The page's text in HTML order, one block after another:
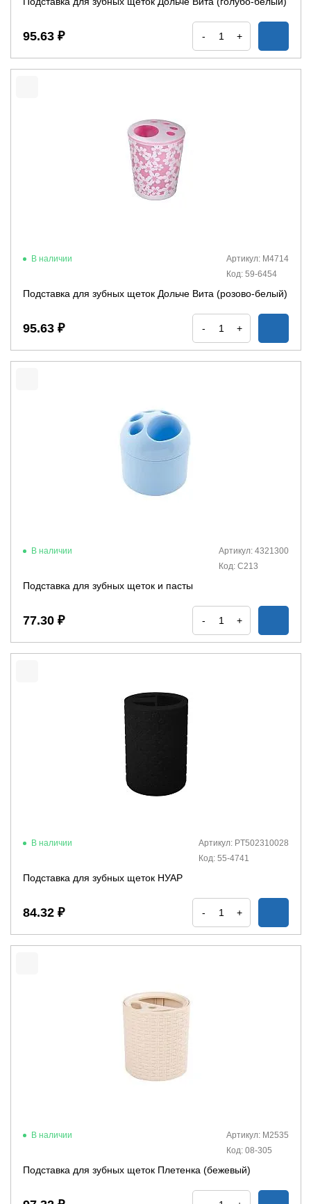
95.63 ₽ - +
В наличии
Артикул: М4714
Код: 59-6454
Подставка для зубных щеток Дольче Вита (розово-белый)
95.63 ₽ - +
В наличии
Артикул: 4321300
Код: С213
Подставка для зубных щеток и пасты
77.30 ₽ - +
В наличии
Артикул: PT502310028
Код: 55-4741
Подставка для зубных щеток НУАР
84.32 ₽ - +
В наличии
Артикул: М2535
Код: 08-305
Подставка для зубных щеток Плетенка (бежевый)